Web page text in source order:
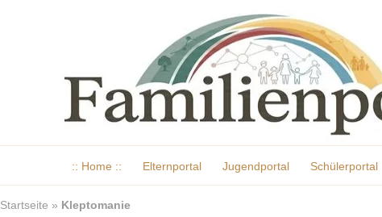
:: Home :: Elternportal Jugendportal Schülerportal
Startseite » Kleptomanie